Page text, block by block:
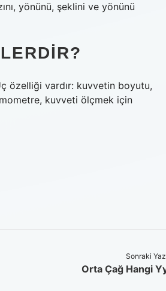
yönünü, şeklini ve yönünü
özelliği vardır: kuvvetin boyutu,
kuvveti ölçmek için
Sonraki
Orta Çağ Hangi